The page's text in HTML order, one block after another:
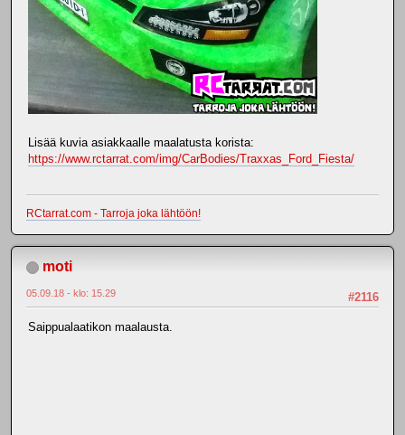
Lisää kuvia asiakkaalle maalatusta korista:
https://www.rctarrat.com/img/CarBodies/Traxxas_Ford_Fiesta/
RCtarrat.com - Tarroja joka lähtöön!
moti
#2116
05.09.18 - klo: 15.29
Saippualaatikon maalausta.